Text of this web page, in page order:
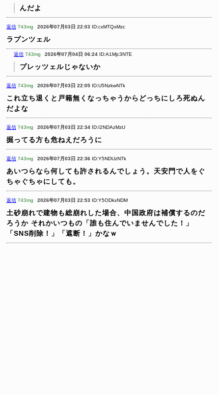
んだよ
返信 743mg 2026年07月03日 22:03 ID:cxMTQxMzc
ラプンツェル
返信 743mg 2026年07月04日 06:24 ID:A1Mjc3NTE
プレッツェルじゃないか
返信 743mg 2026年07月03日 22:05 ID:U5NzkwNTk
これ立ち退くと戸籍無くなっちゃうからどっちにしろ死ぬん
だよな
返信 743mg 2026年07月03日 22:34 ID:I2NDAzMzU
掘ってる方も危ねえだろうに
返信 743mg 2026年07月03日 22:36 ID:Y5NDUzNTk
あいつらなら何しても許されるんでしょう。天安門で人をぐ
ちゃぐちゃにしても。
返信 743mg 2026年07月03日 22:53 ID:Y5ODkxNDM
土砂崩れで建物も総崩れした場合、中国政府は補償するのだ
ろうか それかいつもの「誰も住んでいませんでした！」
「SNS削除！」「遮断！」かなｗ